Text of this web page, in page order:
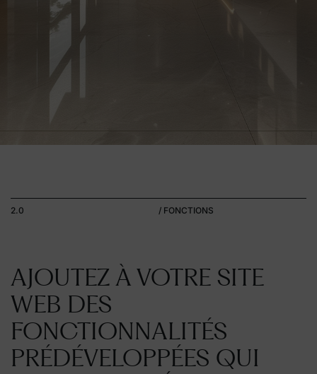
2.0 / FONCTIONS
AJOUTEZ À VOTRE SITE
WEB DES
FONCTIONNALITÉS
PRÉDÉVELOPPÉES QUI